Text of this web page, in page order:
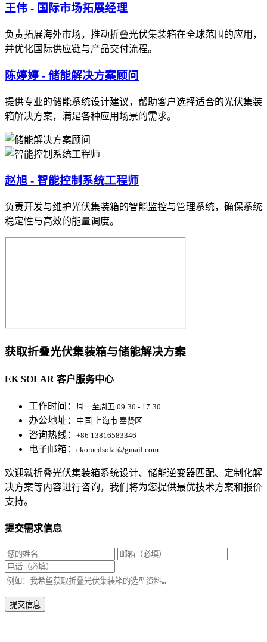
王伟 - 国际市场拓展经理
负责拓展海外市场，推动折叠光伏集装箱在全球范围的应用，
并优化国际供应链与产品交付流程。
陈婷婷 - 储能解决方案顾问
提供专业的储能系统设计建议，帮助客户选择适合的光伏集装
箱解决方案，满足各种应用场景的需求。
赵旭 - 智能控制系统工程师
负责开发与维护光伏集装箱的智能监控与管理系统，确保系统
稳定性与高效的能量调度。
获取折叠光伏集装箱与储能解决方案
EK SOLAR 客户服务中心
工作时间： 周一至周五 09:30 - 17:30
办公地址： 中国·上海市 奉贤区
咨询热线： +86 13816583346
电子邮箱： ekomedsolar@gmail.com
欢迎就折叠光伏集装箱系统设计、储能逆变器匹配、定制化解
决方案等内容进行咨询，我们将为您提供最优技术方案和报价
支持。
提交需求信息